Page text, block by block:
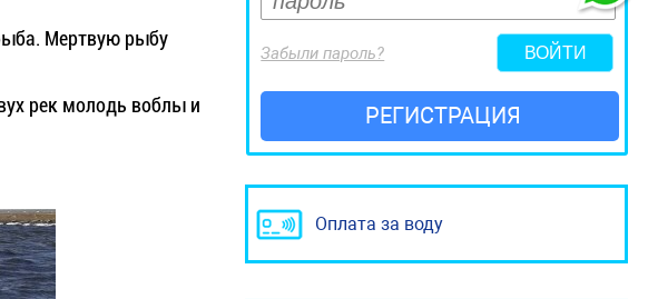
Мертвую рыбу
рек молодь воблы и
Забыли пароль?
РЕГИСТРАЦИЯ
Оплата за воду